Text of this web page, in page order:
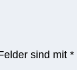
sind mit*